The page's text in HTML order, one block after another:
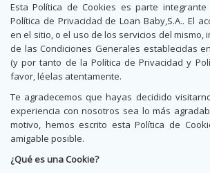
Esta Política de Cookies es parte
Política de Privacidad de Loan Baby,S.A.. El
en el sitio, o el uso de los servicios del mismo,
de las Condiciones Generales establecidas
(y por tanto de la Política de Privacidad y
favor, léelas atentamente.
Te agradecemos que hayas decidido
experiencia con nosotros sea lo más
motivo, hemos escrito esta Política de
amigable posible.
¿Qué es una Cookie?